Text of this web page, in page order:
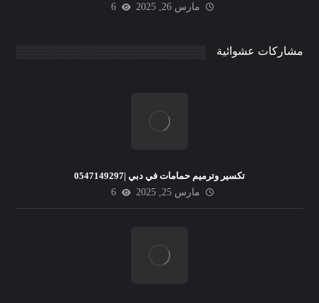
مارس 26, 2025
6
مشاركات عشوائية
تكسير وترميم حمامات في دبي |0547149297
مارس 25, 2025
6